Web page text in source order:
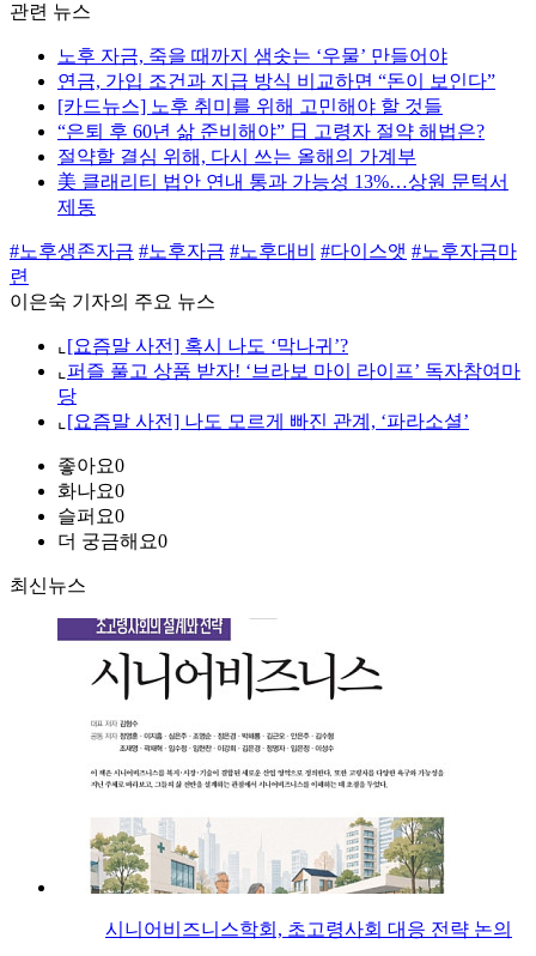
관련 뉴스
노후 자금, 죽을 때까지 샘솟는 ‘우물’ 만들어야
연금, 가입 조건과 지급 방식 비교하면 “돈이 보인다”
[카드뉴스] 노후 취미를 위해 고민해야 할 것들
“은퇴 후 60년 삶 준비해야” 日 고령자 절약 해법은?
절약할 결심 위해, 다시 쓰는 올해의 가계부
美 클래리티 법안 연내 통과 가능성 13%…상원 문턱서
제동
#노후생존자금 #노후자금 #노후대비 #다이스앳 #노후자금마
련
이은숙 기자의 주요 뉴스
⌞ [요즘말 사전] 혹시 나도 ‘막나귀’?
⌞ 퍼즐 풀고 상품 받자! ‘브라보 마이 라이프’ 독자참여마
당
⌞ [요즘말 사전] 나도 모르게 빠진 관계, ‘파라소셜’
좋아요0
화나요0
슬퍼요0
더 궁금해요0
최신뉴스
시니어비즈니스학회, 초고령사회 대응 전략 논의